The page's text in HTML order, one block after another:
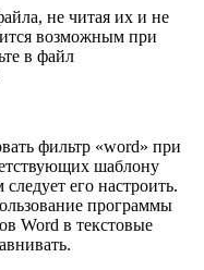
не читая их и не
возможным при
в файл
фильтр «word» при
шаблону
его настроить.
программы
Word в текстовые